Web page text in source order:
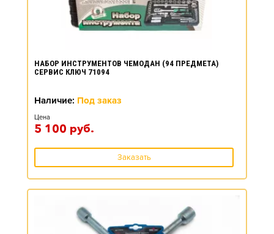
НАБОР ИНСТРУМЕНТОВ ЧЕМОДАН (94 ПРЕДМЕТА)
СЕРВИС КЛЮЧ 71094
Наличие: Под заказ
Цена
5 100 руб.
Заказать